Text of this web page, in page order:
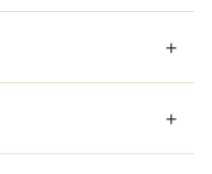
Velg
i akkurat den